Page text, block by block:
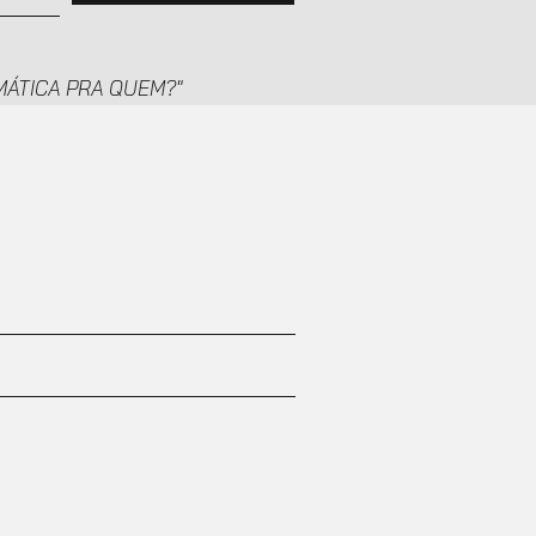
PRA QUEM?"